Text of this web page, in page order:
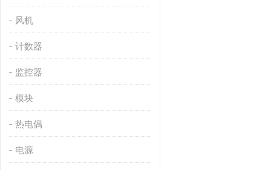
风机
计数器
监控器
模块
热电偶
电源